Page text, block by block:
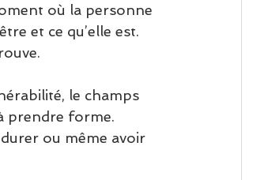
où la personne
et ce qu’elle est.
le champs
prendre forme.
ou même avoir